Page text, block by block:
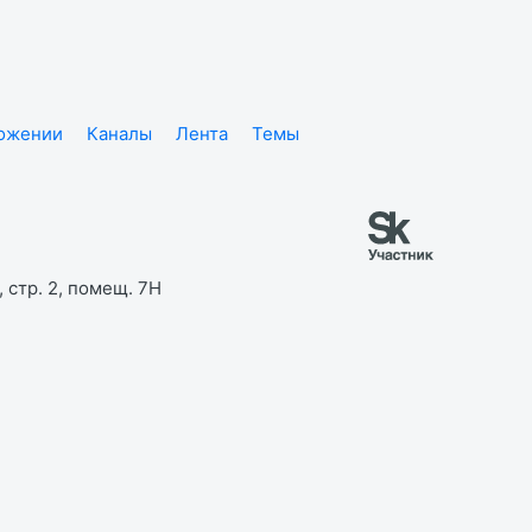
Каналы Лента
Темы
стр. 2, помещ. 7Н